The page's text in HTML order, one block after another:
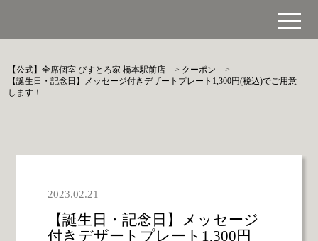
【公式】全席個室 びすとろ家 橋本駅前店 > クーポン
>
【誕生日・記念日】メッセージ付きデザートプレート1,300円(税込)でご用意
します！
2023.02.21
【誕生日・記念日】メッセージ
付きデザートプレート1,300円